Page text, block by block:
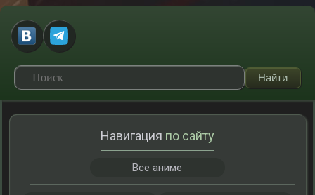
Навигация по сайту
Все аниме